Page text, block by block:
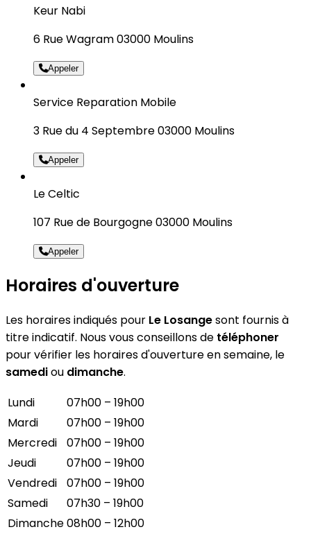
Keur Nabi
6 Rue Wagram 03000 Moulins
Appeler
Service Reparation Mobile
3 Rue du 4 Septembre 03000 Moulins
Appeler
Le Celtic
107 Rue de Bourgogne 03000 Moulins
Appeler
Horaires d'ouverture
Les horaires indiqués pour Le Losangesont fournis à
titre indicatif. Nous vous conseillons de téléphoner
pour vérifier les horaires d'ouverture en semaine, le
samediou dimanche.
Lundi
07h00 – 19h00
Mardi
07h00 – 19h00
Mercredi
07h00 – 19h00
Jeudi
07h00 – 19h00
Vendredi
07h00 – 19h00
Samedi
07h30 – 19h00
Dimanche08h00 – 12h00